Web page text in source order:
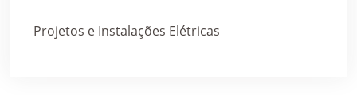
Projetos e Instalações Elétricas